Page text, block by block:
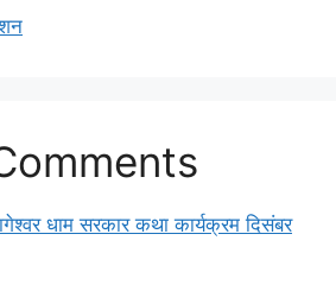
धाम सरकार कथा कार्यक्रम दिसंबर